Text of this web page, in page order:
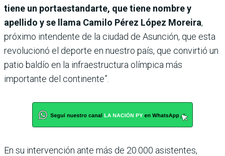
tiene un portaestandarte, que tiene nombre y
apellido y se llama Camilo Pérez López Moreira,
próximo intendente de la ciudad de Asunción, que esta
revolucionó el deporte en nuestro país, que convirtió un
patio baldío en la infraestructura olímpica más
importante del continente”.
En su intervención ante más de 20.000 asistentes,